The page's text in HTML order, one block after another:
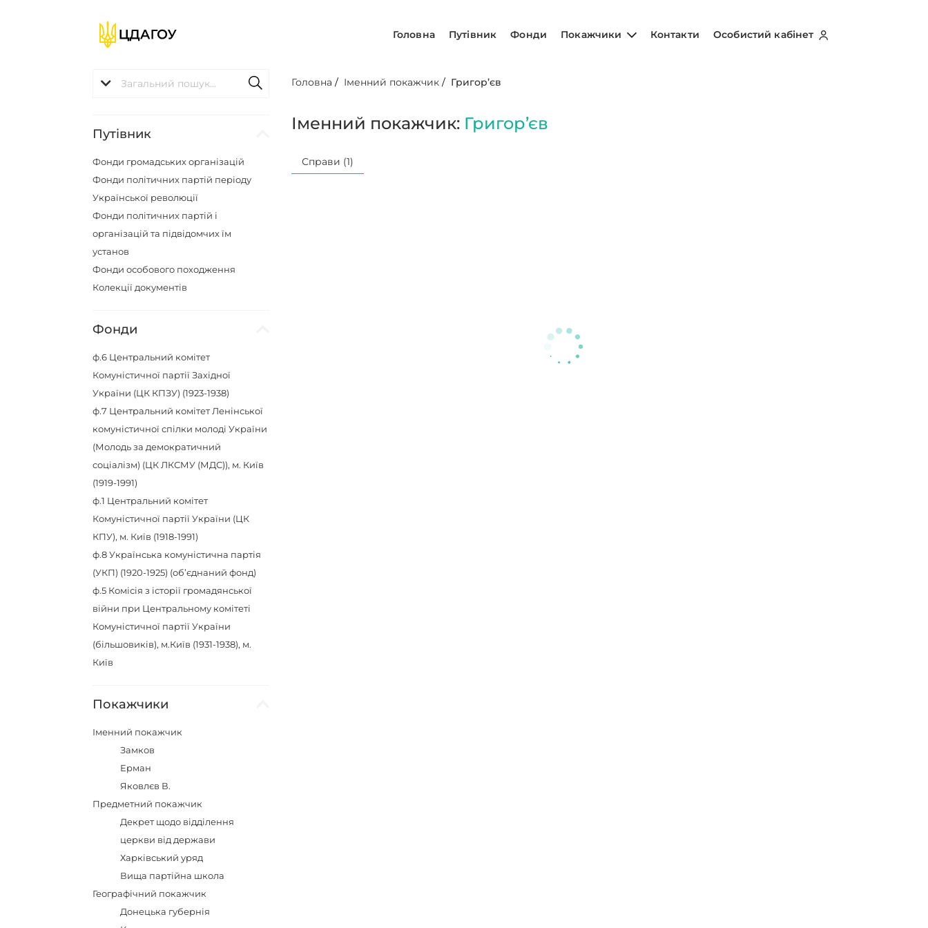
Головна Путівник Фонди Покажчики Контакти Особистий кабінет
Путівник
Фонди громадських організацій
Фонди політичних партій періоду
Української революції
Фонди політичних партій і
організацій та підвідомчих їм
установ
Фонди особового походження
Колекції документів
Фонди
ф.6 Центральний комітет
Комуністичної партії Західної
України (ЦК КПЗУ) (1923-1938)
ф.7 Центральний комітет Ленінської
комуністичної спілки молоді України
(Молодь за демократичний
соціалізм) (ЦК ЛКСМУ (МДС)), м. Київ
(1919-1991)
ф.1 Центральний комітет
Комуністичної партії України (ЦК
КПУ), м. Київ (1918-1991)
ф.8Українська комуністична партія
(УКП) (1920-1925) (об’єднаний фонд)
ф.5 Комісія з історії громадянської
війни при Центральному комітеті
Комуністичної партії України
(більшовиків), м.Київ (1931-1938), м.
Київ
Покажчики
Іменний покажчик
Замков
Ерман
Яковлєв В.
Предметний покажчик
Декрет щодо відділення
церкви від держави
Харківський уряд
Вища партійна школа
Географічний покажчик
Донецька губернія
Головна / Іменний покажчик / Григор’єв
Іменний покажчик: Григор’єв
Справи (1)